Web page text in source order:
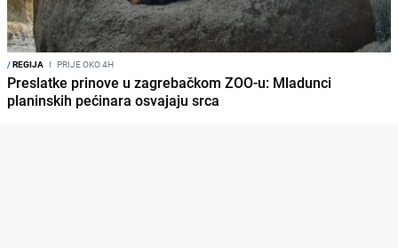
/REGIJA I PRIJE OKO 4H
Preslatke prinove u zagrebačkom ZOO-u: Mladunci
planinskih pećinara osvajaju srca